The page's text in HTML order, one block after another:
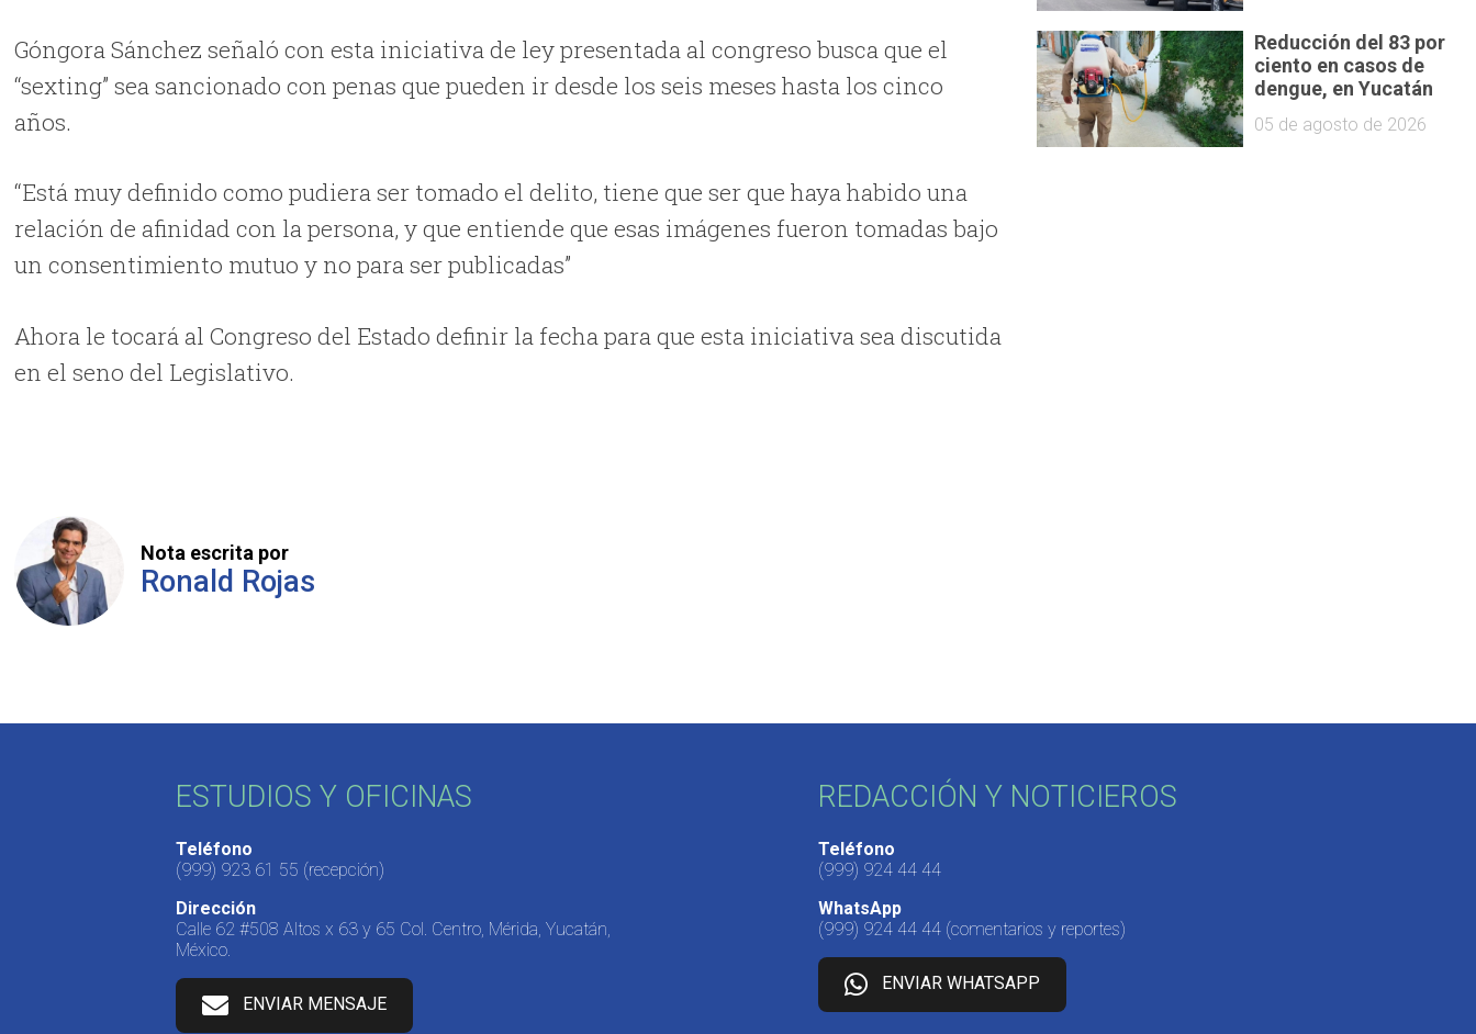
Góngora Sánchez señaló con esta iniciativa de ley presentada al congreso busca que el
“sexting” sea sancionado con penas que pueden ir desde los seis meses hasta los cinco
años.
“Está muy definido como pudiera ser tomado el delito, tiene que ser que haya habido una
relación de afinidad con la persona, y que entiende que esas imágenes fueron tomadas bajo
un consentimiento mutuo y no para ser publicadas”
Ahora le tocará al Congreso del Estado definir la fecha para que esta iniciativa sea discutida
en el seno del Legislativo.
Nota escrita por
Ronald Rojas
Reducción del 83 por
ciento en casos de
dengue, en Yucatán
05 de agosto de 2026
ESTUDIOS Y OFICINAS
Teléfono
(999) 923 61 55 (recepción)
Dirección
Calle 62 #508 Altos x 63 y 65 Col. Centro, Mérida, Yucatán,
México.
ENVIAR MENSAJE
REDACCIÓN Y NOTICIEROS
Teléfono
(999) 924 44 44
WhatsApp
(999) 924 44 44 (comentarios y reportes)
ENVIAR WHATSAPP